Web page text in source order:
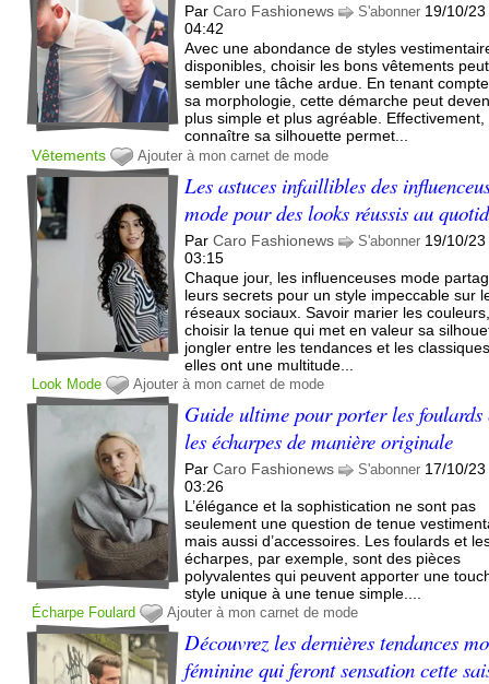
ParCaro Fashionews S'abonner 19/10/23
04:42
Avec une abondance de styles
disponibles, choisir les bons vêtements peut
sembler une tâche ardue. En tenant
sa morphologie, cette démarche peut
plus simple et plus agréable. Effectivement,
connaître sa silhouette permet...
Vêtements
Ajouter à mon carnet de mode
Les astuces infaillibles des
mode pour des looks réussis au
ParCaro Fashionews S'abonner 19/10/23
03:15
Chaque jour, les influenceuses mode
leurs secrets pour un style impeccable sur
réseaux sociaux. Savoir marier les
choisir la tenue qui met en valeur sa
jongler entre les tendances et les
elles ont une multitude...
Look Mode Ajouter à mon carnet de mode
Guide ultime pour porter les foulards
les écharpes de manière originale
ParCaro Fashionews S'abonner 17/10/23
03:26
L’élégance et la sophistication ne sont pas
seulement une question de tenue
mais aussi d’accessoires. Les foulards et
écharpes, par exemple, sont des pièces
polyvalentes qui peuvent apporter une
style unique à une tenue simple....
Écharpe Foulard Ajouter à mon carnet de mode
Découvrez les dernières tendances
féminine qui feront sensation cette